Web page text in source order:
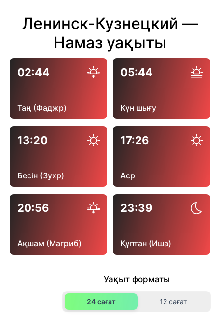
Ленинск-Кузнецкий —
Намаз уақыты
02:44
Таң (Фаджр)
05:44
Күн шығу
13:20
Бесін (Зухр)
17:26
Аср
20:56
Ақшам (Магриб)
23:39
Құптан (Иша)
Уақыт форматы
24 сағат 12 сағат